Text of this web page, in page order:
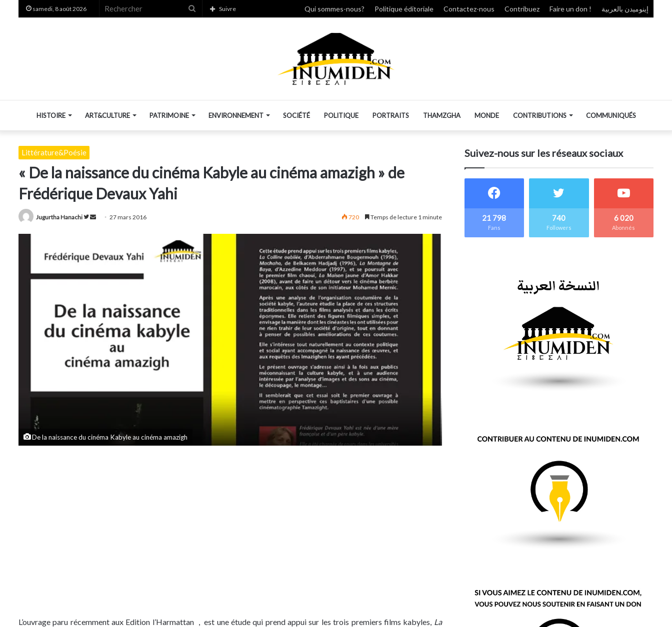
samedi, 8 août 2026 Rechercher
Suivre Qui sommes-nous? Politique éditoriale Contactez-nous Contribuez Faire un don ! إينوميدن بالعربية
HISTOIRE ART&CULTURE PATRIMOINE ENVIRONNEMENT SOCIÉTÉ POLITIQUE PORTRAITS THAMZGHA MONDE CONTRIBUTIONS COMMUNIQUÉS
Littérature&Poésie
« De la naissance du cinéma Kabyle au cinéma amazigh » de
Frédérique Devaux Yahi
Jugurtha Hanachi
Suivre
Envoyer27 mars 2016 720 Temps de lecture 1 minute
De la naissance du cinéma Kabyle au cinéma amazigh
L’ouvrage paru récemment aux Edition l’Harmattan , est une étude qui prend appui sur les trois premiers films kabyles, La
Suivez-nous sur les réseaux sociaux
21 798
Fans
740
Followers
6 020
Abonnés